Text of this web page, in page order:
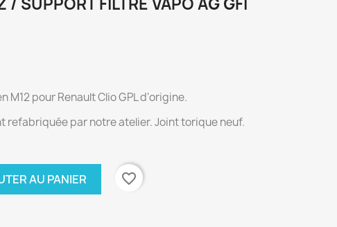
/ SUPPORT FILTRE VAPO AG GFI
M12 pour Renault Clio GPL d'origine.
refabriquée par notre atelier. Joint torique neuf.
AU PANIER
favorite_border